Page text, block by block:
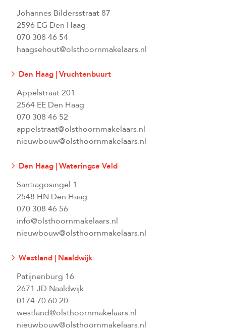
Johannes Bildersstraat 87
2596 EG Den Haag
070 308 46 54
haagsehout@olsthoornmakelaars.nl
Den Haag | Vruchtenbuurt
Appelstraat 201
2564 EE Den Haag
070 308 46 52
appelstraat@olsthoornmakelaars.nl
nieuwbouw@olsthoornmakelaars.nl
Den Haag | Wateringse Veld
Santiagosingel 1
2548 HN Den Haag
070 308 46 56
info@olsthoornmakelaars.nl
nieuwbouw@olsthoornmakelaars.nl
Westland | Naaldwijk
Patijnenburg 16
2671 JD Naaldwijk
0174 70 60 20
westland@olsthoornmakelaars.nl
nieuwbouw@olsthoornmakelaars.nl